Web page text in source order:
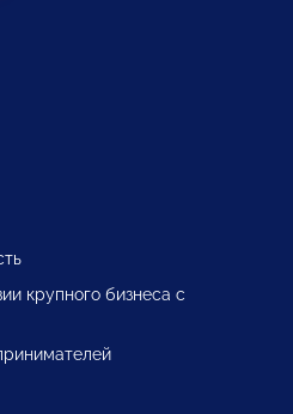
крупного бизнеса с